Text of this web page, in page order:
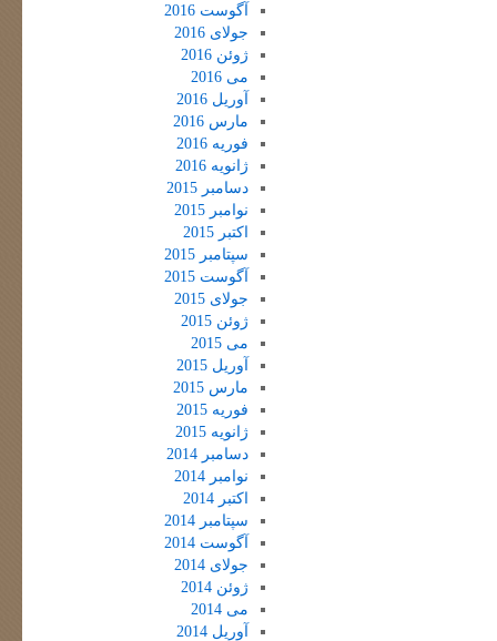
آگوست 2016
جولای 2016
ژوئن 2016
می 2016
آوریل 2016
مارس 2016
فوریه 2016
ژانویه 2016
دسامبر 2015
نوامبر 2015
اکتبر 2015
سپتامبر 2015
آگوست 2015
جولای 2015
ژوئن 2015
می 2015
آوریل 2015
مارس 2015
فوریه 2015
ژانویه 2015
دسامبر 2014
نوامبر 2014
اکتبر 2014
سپتامبر 2014
آگوست 2014
جولای 2014
ژوئن 2014
می 2014
آوریل 2014